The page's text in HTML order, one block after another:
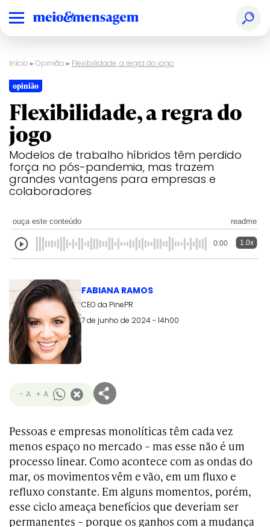
Início ▸Opinião ▸ Flexibilidade, a regra do jogo
opinião
Flexibilidade, a regra do
jogo
Modelos de trabalho híbridos têm perdido
força no pós-pandemia, mas trazem
grandes vantagens para empresas e
colaboradores
ouça este conteúdo readme
0:00 1.0x
FABIANA RAMOS
CEO da PinePR
7 de junho de 2024 - 14h00
- A + A
Pessoas e empresas monolíticas têm cada vez
menos espaço no mercado – mas esse não é um
processo linear. Como acontece com as ondas do
mar, os movimentos vêm e vão, em um fluxo e
refluxo constante. Em alguns momentos, porém,
esse ciclo ameaça benefícios que deveriam ser
permanentes – porque os ganhos com a mudança